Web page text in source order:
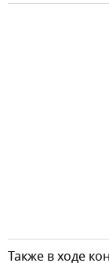
Также в ходе